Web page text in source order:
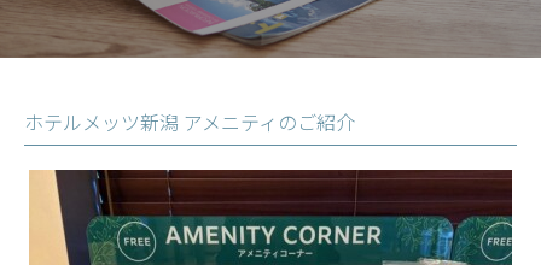
ホテルメッツ新潟 アメニティのご紹介